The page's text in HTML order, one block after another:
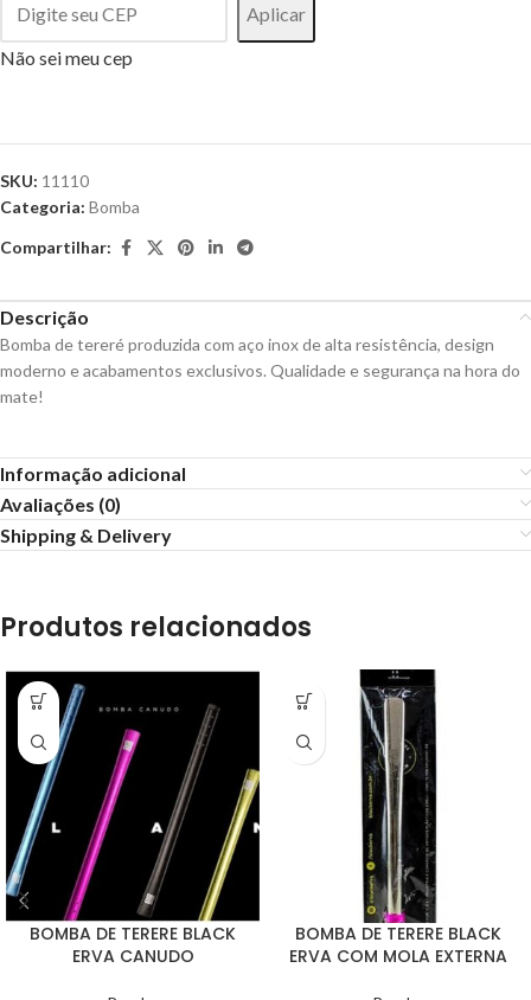
Aplicar
Não sei meu cep
SKU: 11110
Categoria: Bomba
Compartilhar:
Descrição
Bomba de tereré produzida com aço inox de alta resistência, design
moderno e acabamentos exclusivos. Qualidade e segurança na hora do
mate!
Informação adicional
Avaliações (0)
Shipping & Delivery
Produtos relacionados
BOMBA DE TERERE BLACK
ERVA CANUDO
BOMBA DE TERERE BLACK
ERVA COM MOLA EXTERNA